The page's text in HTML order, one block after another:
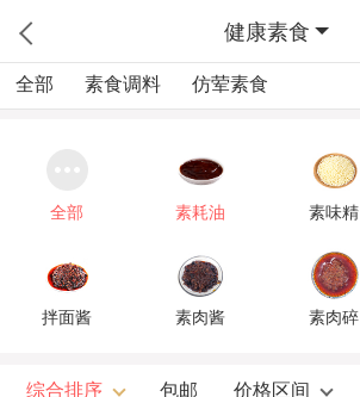
健康素食
全部 素食调料 仿荤素食
全部 素耗油 素味精
拌面酱 素肉酱 素肉碎
综合排序 包邮 价格区间